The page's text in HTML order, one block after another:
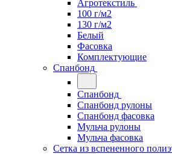
Агротекстиль
100 г/м2
130 г/м2
Белый
Фасовка
Комплектующие
Спанбонд
Спанбонд
Спанбонд рулоны
Спанбонд фасовка
Мульча рулоны
Мульча фасовка
Сетка из вспененного